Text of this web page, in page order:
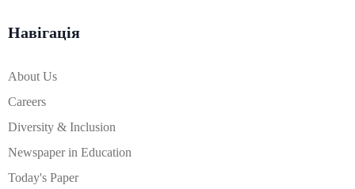
Навігація
About Us
Careers
Diversity & Inclusion
Newspaper in Education
Today's Paper